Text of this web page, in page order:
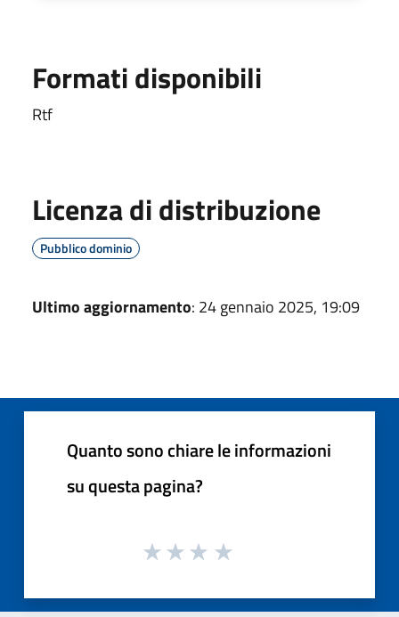
Formati disponibili
Rtf
Licenza di distribuzione
Pubblico dominio
Ultimo aggiornamento: 24 gennaio 2025, 19:09
Quanto sono chiare le informazioni
su questa pagina?